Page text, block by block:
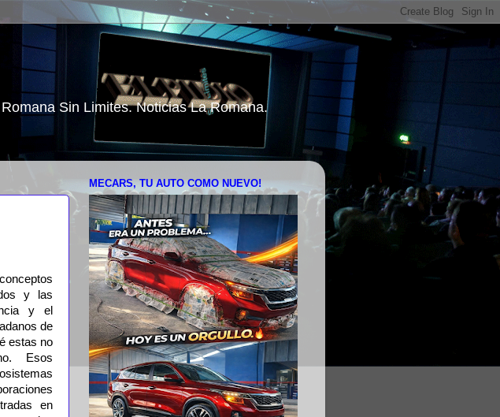
Sin Limites. Noticias La Romana.
y las
y el
de
estas no
Esos
en
MECARS, TU AUTO COMO NUEVO!